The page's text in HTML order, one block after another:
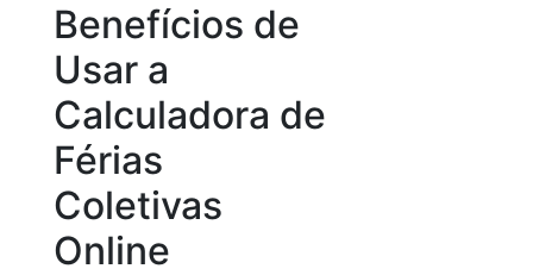
Benefícios de
Usar a
Calculadora de
Férias
Coletivas
Online